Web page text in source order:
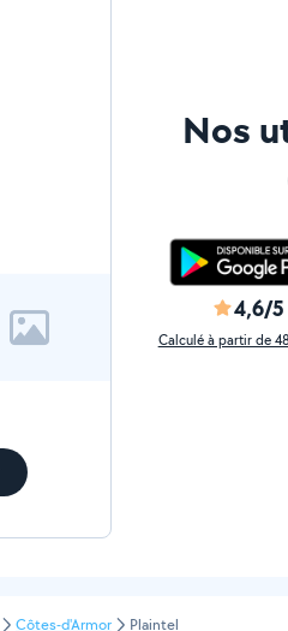
Nos
4,6/5
Calculé à partir de
Côtes-d'Armor Plaintel